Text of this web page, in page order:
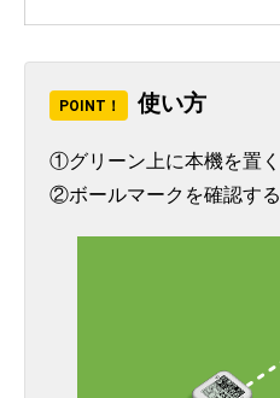
POINT！ 使い方
①グリーン上に本機を置く
②ボールマークを確認する